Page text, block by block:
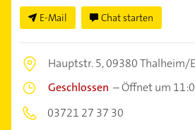
E-Mail Chat starten
Hauptstr. 5,09380 Thalheim/
Geschlossen –Öffnet um
03721 27 37 30